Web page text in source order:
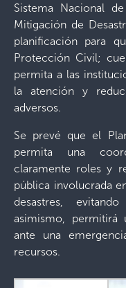
Sistema Nacional
Mitigación de
planificación para
Protección Civil;
permita a las
la atención y
adversos.
Se prevé que el
permita una
claramente roles y
pública involucrada
desastres,
asimismo, permitirá
ante una
recursos.